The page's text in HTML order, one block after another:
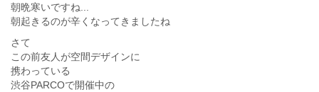
朝晩寒いですね...
朝起きるのが辛くなってきましたね
さて
この前友人が空間デザインに
携わっている
渋谷PARCOで開催中の